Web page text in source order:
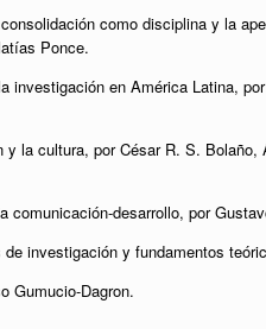
como disciplina y la
Ponce.
investigación en América Latina,
la cultura, por César R. S.
desarrollo, por
investigación y fundamentos
Gumucio-Dagron.